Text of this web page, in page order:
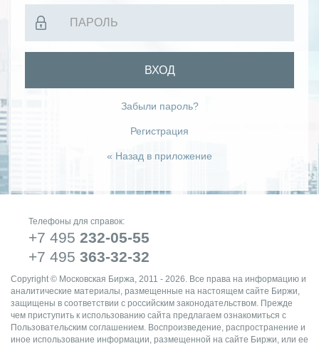
ВХОД
Забыли пароль?
Регистрация
« Назад в приложение
Телефоны для справок:
+7 495 232-05-55
+7 495 363-32-32
Copyright © Московская Биржа, 2011 - 2026. Все права на информацию и
аналитические материалы, размещенные на настоящем сайте Биржи,
защищены в соответствии с российским законодательством. Прежде
чем приступить к использованию сайта предлагаем ознакомиться с
Пользовательским соглашением. Воспроизведение, распространение и
иное использование информации, размещенной на сайте Биржи, или ее